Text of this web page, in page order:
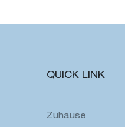
QUICK LINK
Zuhause